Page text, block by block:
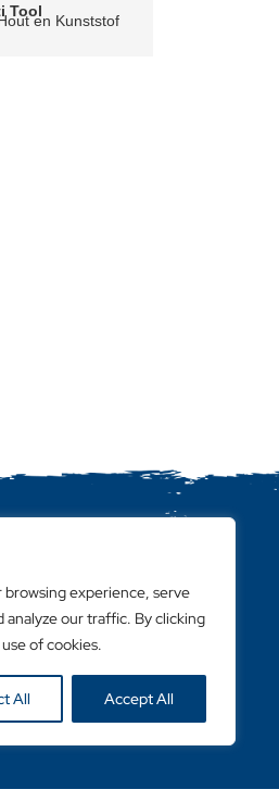
browsing experience, serve
analyze our traffic. By clicking
of cookies.
All Accept All
Tool
en Kunststof